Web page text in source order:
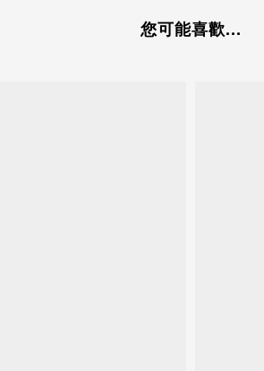
您可能喜歡...